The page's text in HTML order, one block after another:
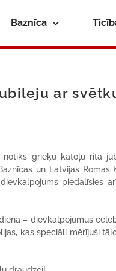
Baznīca
ar
notiks grieķu katoļu rita
un Latvijas Romas
piedalīsies
– dievkalpojumus
kas speciāli mērījuši